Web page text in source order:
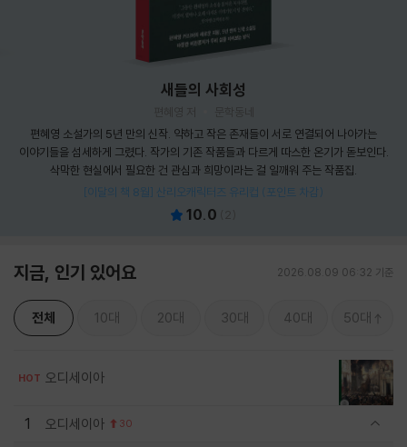
새들의 사회성
편혜영 소설가의 5년 만의 신작. 약하고 작은 존재들이 서로 연결되어 나아가는
이야기들을 섬세하게 그렸다. 작가의 기존 작품들과 다르게 따스한 온기가 돋보인다.
삭막한 현실에서 필요한 건 관심과 희망이라는 걸 일깨워 주는 작품집.
[이달의 책 8월] 산리오캐릭터즈 유리컵 (포인트 차감)
10.0
지금, 인기 있어요 2026.08.09 06:32 기준
전체 10대 20대 30대 40대 50대
HOT 오디세이아
1 오디세이아 30